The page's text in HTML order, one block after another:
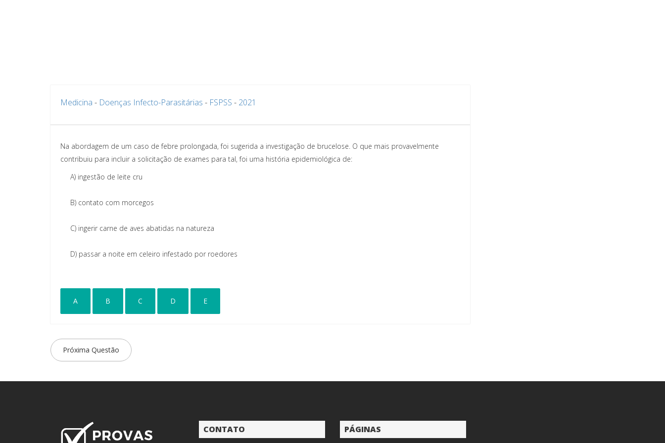
Medicina - Doenças Infecto-Parasitárias - FSPSS - 2021
Na abordagem de um caso de febre prolongada, foi sugerida a investigação de brucelose. O que mais provavelmente
contribuiu para incluir a solicitação de exames para tal, foi uma história epidemiológica de:
A) ingestão de leite cru
B) contato com morcegos
C) ingerir carne de aves abatidas na natureza
D) passar a noite em celeiro infestado por roedores
A B C D E
Próxima Questão
CONTATO PÁGINAS